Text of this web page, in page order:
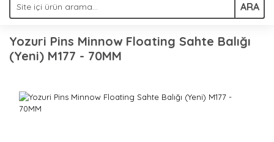
ARA
Yozuri Pins Minnow Floating Sahte Balığı
(Yeni) M177 - 70MM